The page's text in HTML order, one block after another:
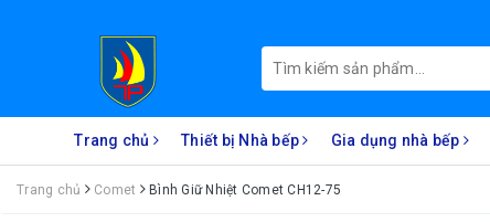
Trang chủ Thiết bị Nhà bếp Gia dụng nhà bếp
Trang chủ Comet Bình Giữ Nhiệt Comet CH12-75